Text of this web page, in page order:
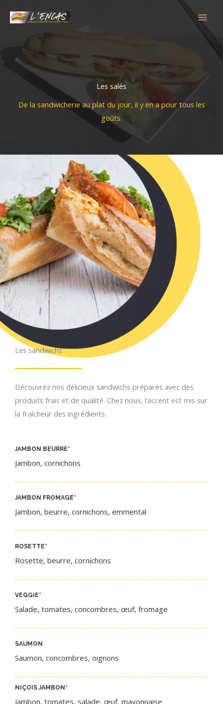
Les salés
De la sandwicherie au plat du jour, il y en a pour tous les
goûts.
Les sandwichs​
Découvrez nos délicieux sandwichs préparés avec des
produits frais et de qualité. Chez nous, l’accent est mis sur
la fraîcheur des ingrédients.
JAMBON BEURRE​*
Jambon, cornichons
JAMBON FROMAGE*
Jambon, beurre, cornichons, emmental
ROSETTE*
Rosette, beurre, cornichons
VEGGIE*
Salade, tomates, concombres, œuf, fromage
SAUMON
Saumon, concombres, oignons
NIÇOIS JAMBON *​
Jambon, tomates, salade, œuf, mayonnaise